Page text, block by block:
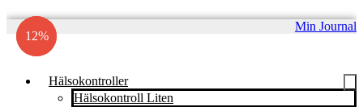
Hoppa
till
innehåll
Min Journal
Hälsokontroller
Hälsokontroll Liten
12%
12%